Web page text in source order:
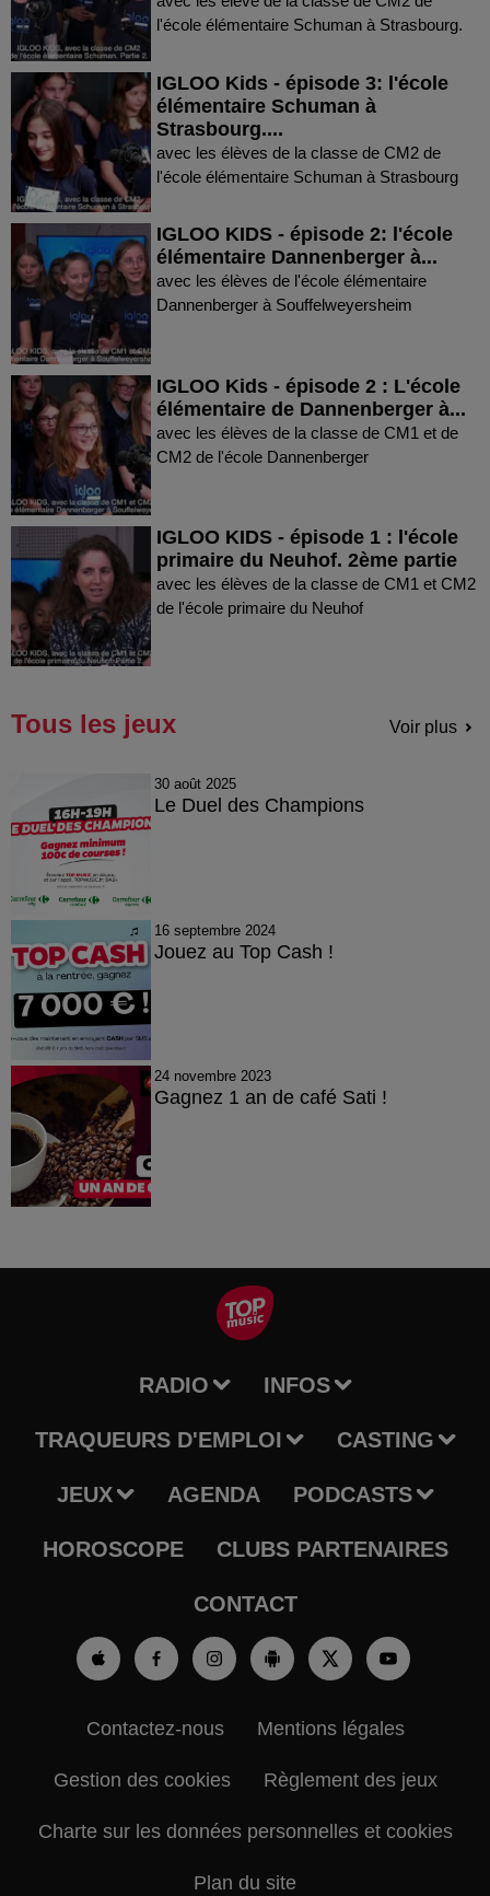
l'école élémentaire Schuman à Strasbourg.
IGLOO Kids - épisode 3: l'école
élémentaire Schuman à
Strasbourg....
avec les élèves de la classe de CM2 de
l'école élémentaire Schuman à Strasbourg
IGLOO KIDS - épisode 2: l'école
élémentaire Dannenberger à...
avec les élèves de l'école élémentaire
Dannenberger à Souffelweyersheim
IGLOO Kids - épisode 2 : L'école
élémentaire de Dannenberger à...
avec les élèves de la classe de CM1 et de
CM2 de l'école Dannenberger
IGLOO KIDS - épisode 1 : l'école
primaire du Neuhof. 2ème partie
avec les élèves de la classe de CM1 et CM2
de l'école primaire du Neuhof
Tous les jeux Voir plus
30 août 2025
Le Duel des Champions
16 septembre 2024
Jouez au Top Cash !
24 novembre 2023
Gagnez 1 an de café Sati !
RADIO INFOS
TRAQUEURS D'EMPLOI CASTING
JEUX AGENDA PODCASTS
HOROSCOPE CLUBS PARTENAIRES
CONTACT
Contactez-nous Mentions légales
Gestion des cookies Règlement des jeux
Charte sur les données personnelles et cookies
Plan du site